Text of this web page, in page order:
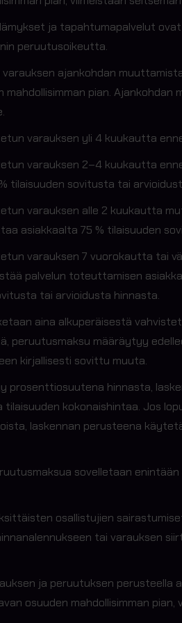
ja tapahtumapalvelut
peruutusoikeutta.
ajankohdan
mahdollisimman pian.
varauksen yli 4 kuukautta
varauksen 2–4 kuukautta
tilaisuuden sovitusta tai
varauksen alle 2 kuukautta
asiakkaalta 75 % tilaisuuden
varauksen 7 vuorokautta tai
palvelun toteuttamisen
tai arvioidusta hinnasta.
aina alkuperäisestä
peruutusmaksu määräytyy
kirjallisesti sovittu muuta.
prosenttiosuutena hinnasta,
kokonaishintaa. Jos
laskennan perusteena
sovelletaan
osallistujien
tai varauksen
ja peruutuksen
osuuden mahdollisimman